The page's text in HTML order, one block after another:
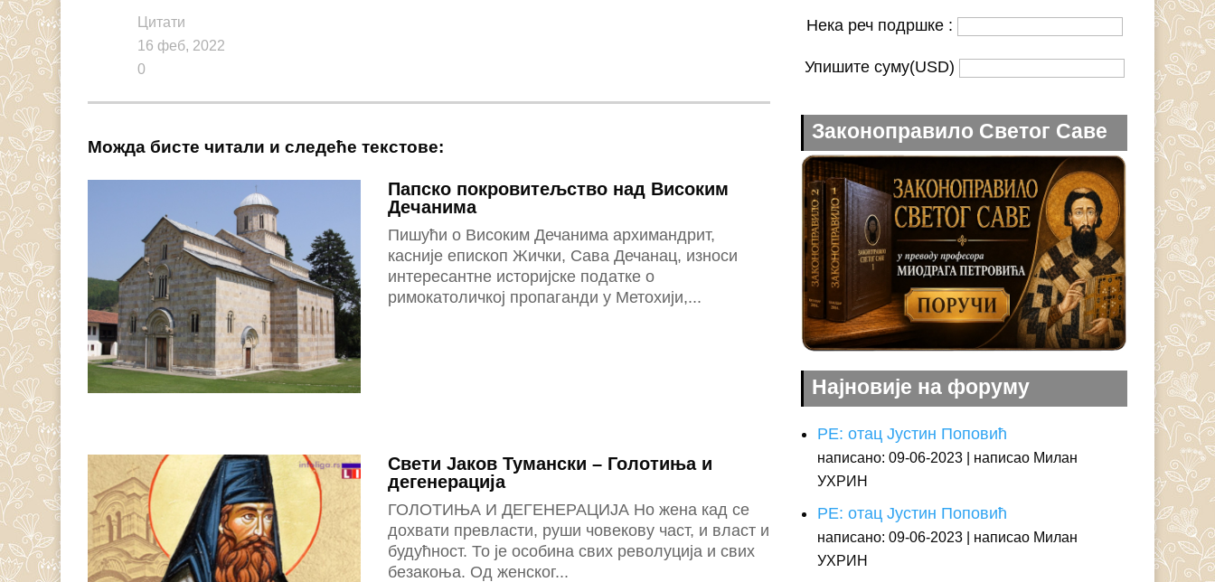
Цитати
16 феб, 2022
0
Можда бисте читали и следеће текстове:
Папско покровитељство над Високим
Дечанима
Пишући о Високим Дечанима архимандрит,
касније епископ Жички, Сава Дечанац, износи
интересантне историјске податке о
римокатоличкој пропаганди у Метохији,...
Свети Јаков Тумански – Голотиња и
дегенерација
ГОЛОТИЊА И ДЕГЕНЕРАЦИЈА Но жена кад се
дохвати превласти, руши човекову част, и власт и
будућност. То је особина свих револуција и свих
безакоња. Од женског...
Нека реч подршке :
Упишите суму(USD)
Законоправило Светог Саве
Најновије на форуму
РЕ: отац Јустин Поповић
написано: 09-06-2023
написао Милан
УХРИН
РЕ: отац Јустин Поповић
написано: 09-06-2023
написао Милан
УХРИН